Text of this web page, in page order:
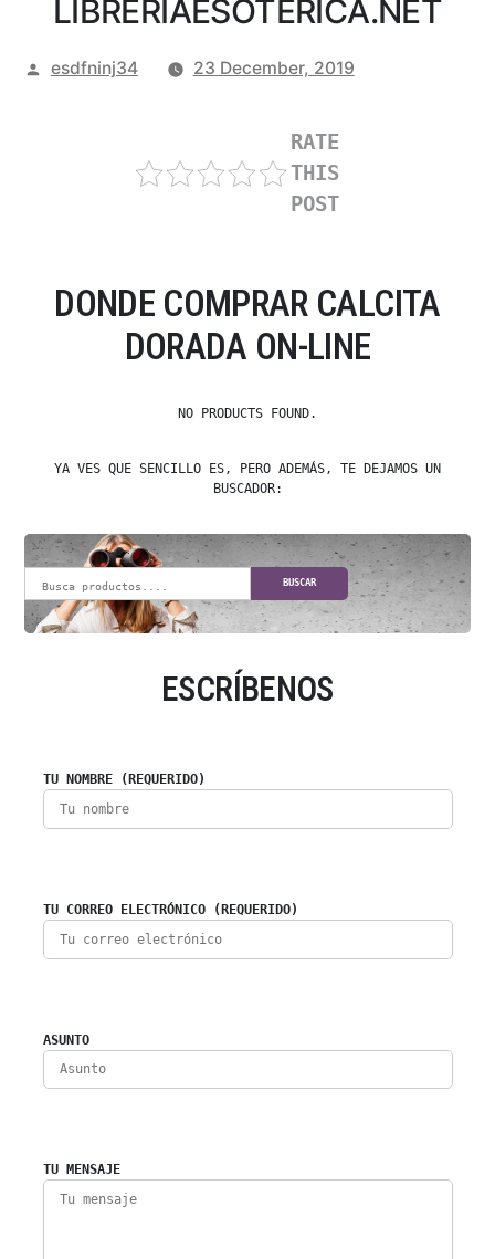
LIBRERIAESOTERICA.NET
Posted
esdfninj34 23 December, 2019
RATE
THIS
POST
DONDE COMPRAR CALCITA
DORADA ON-LINE
NO PRODUCTS FOUND.
YA VES QUE SENCILLO ES, PERO ADEMÁS, TE DEJAMOS UN
BUSCADOR:
BUSCAR
ESCRÍBENOS
TU NOMBRE (REQUERIDO)
TU CORREO ELECTRÓNICO (REQUERIDO)
ASUNTO
TU MENSAJE